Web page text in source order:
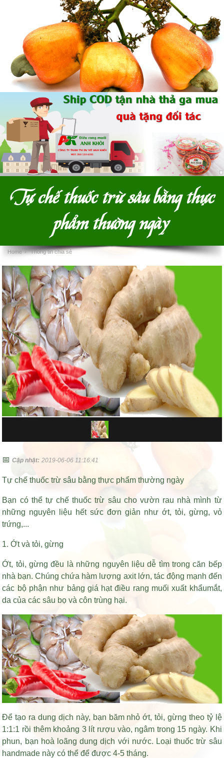
Tự chế thuốc trừ sâu bằng thực
phẩm thường ngày
Home › Thông tin chia sẻ
📅Cập nhật: 2019-06-06 11:16:41
Tự chế thuốc trừ sâu bằng thực phẩm thường ngày
Bạn có thể tự chế thuốc trừ sâu cho vườn rau nhà mình từ
những nguyên liệu hết sức đơn giản như ớt, tỏi, gừng, vỏ
trứng,...
1. Ớt và tỏi, gừng
Ớt, tỏi, gừng đều là những nguyên liệu dễ tìm trong căn bếp
nhà bạn. Chúng chứa hàm lượng axit lớn, tác động mạnh đến
các bộ phận như bảng giá hạt điều rang muối xuất khẩumắt,
da của các sâu bọ và côn trùng hại.
Để tạo ra dung dịch này, bạn băm nhỏ ớt, tỏi, gừng theo tỷ lệ
1:1:1 rồi thêm khoảng 3 lít rượu vào, ngâm trong 15 ngày. Khi
phun, bạn hoà loãng dung dịch với nước. Loại thuốc trừ sâu
handmade này có thể để được 4-5 tháng.